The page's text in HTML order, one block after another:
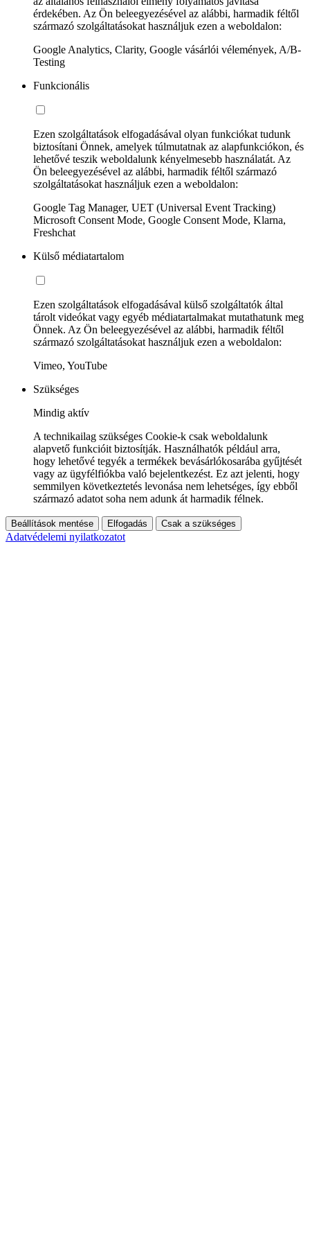
érdekében. Az Ön beleegyezésével az alábbi, harmadik féltől
származó szolgáltatásokat használjuk ezen a weboldalon:
Google Analytics, Clarity, Google vásárlói vélemények, A/B-
Testing
Funkcionális
Ezen szolgáltatások elfogadásával olyan funkciókat tudunk
biztosítani Önnek, amelyek túlmutatnak az alapfunkciókon, és
lehetővé teszik weboldalunk kényelmesebb használatát. Az
Ön beleegyezésével az alábbi, harmadik féltől származó
szolgáltatásokat használjuk ezen a weboldalon:
Google Tag Manager, UET (Universal Event Tracking)
Microsoft Consent Mode, Google Consent Mode, Klarna,
Freshchat
Külső médiatartalom
Ezen szolgáltatások elfogadásával külső szolgáltatók által
tárolt videókat vagy egyéb médiatartalmakat mutathatunk meg
Önnek. Az Ön beleegyezésével az alábbi, harmadik féltől
származó szolgáltatásokat használjuk ezen a weboldalon:
Vimeo, YouTube
Szükséges
Mindig aktív
A technikailag szükséges Cookie-k csak weboldalunk
alapvető funkcióit biztosítják. Használhatók például arra,
hogy lehetővé tegyék a termékek bevásárlókosarába gyűjtését
vagy az ügyfélfiókba való bejelentkezést. Ez azt jelenti, hogy
semmilyen következtetés levonása nem lehetséges, így ebből
származó adatot soha nem adunk át harmadik félnek.
Beállítások mentése Elfogadás Csak a szükséges
Adatvédelemi nyilatkozatot